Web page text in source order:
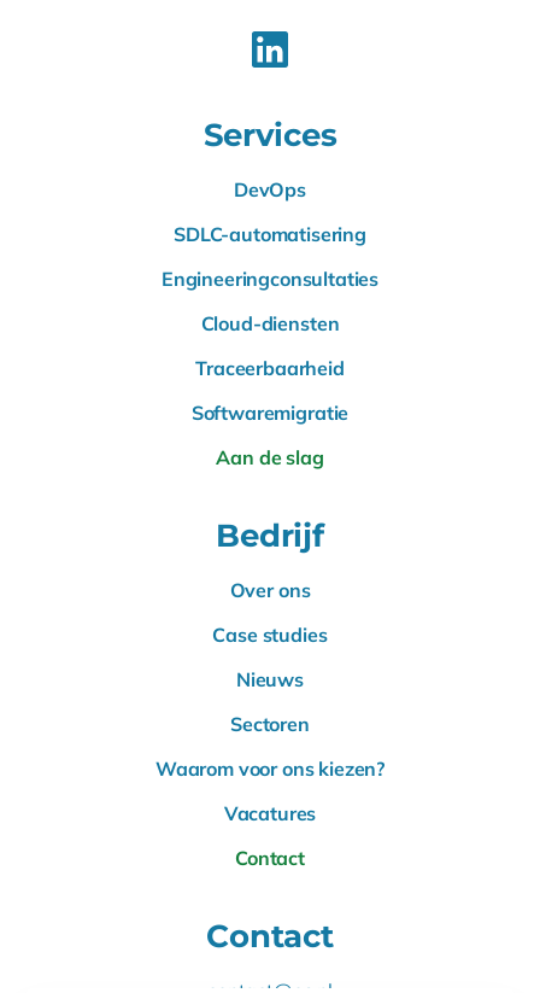
Services
DevOps
SDLC-automatisering
Engineeringconsultaties
Cloud-diensten
Traceerbaarheid
Softwaremigratie
Aan de slag
Bedrijf
Over ons
Case studies
Nieuws
Sectoren
Waarom voor ons kiezen?
Vacatures
Contact
Contact